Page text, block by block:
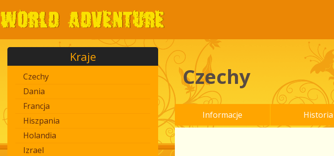
Kraje
Czechy
Dania
Francja
Hiszpania
Holandia
Izrael
Czechy
Informacje Historia